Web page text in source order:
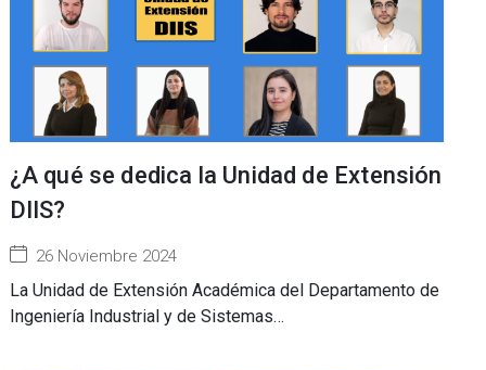
¿A qué se dedica la Unidad de Extensión
DIIS?
26 Noviembre 2024
La Unidad de Extensión Académica del Departamento de
Ingeniería Industrial y de Sistemas…